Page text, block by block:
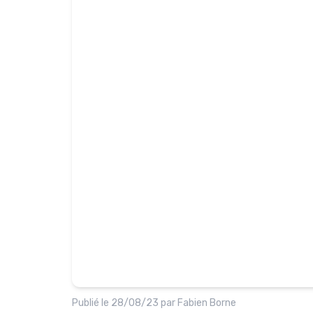
Publié le 28/08/23 par Fabien Borne